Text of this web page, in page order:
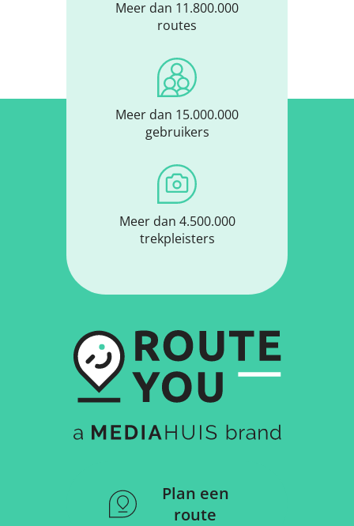
Meer dan 11.800.000
routes
Meer dan 15.000.000
gebruikers
Meer dan 4.500.000
trekpleisters
Plan een
route